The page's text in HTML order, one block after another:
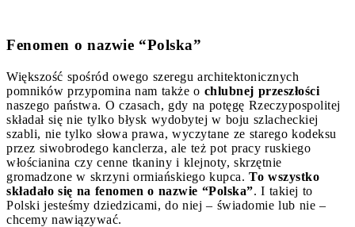
Fenomen o nazwie “Polska”
Większość spośród owego szeregu architektonicznych
pomników przypomina nam także o chlubnej przeszłości
naszego państwa. O czasach, gdy na potęgę Rzeczypospolitej
składał się nie tylko błysk wydobytej w boju szlacheckiej
szabli, nie tylko słowa prawa, wyczytane ze starego kodeksu
przez siwobrodego kanclerza, ale też pot pracy ruskiego
włościanina czy cenne tkaniny i klejnoty, skrzętnie
gromadzone w skrzyni ormiańskiego kupca. To wszystko
składało się na fenomen o nazwie “Polska”. I takiej to
Polski jesteśmy dziedzicami, do niej – świadomie lub nie –
chcemy nawiązywać.